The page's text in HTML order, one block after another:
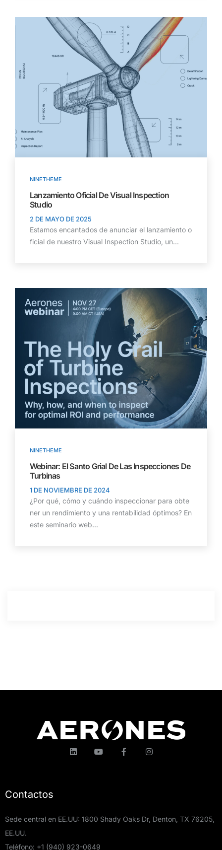
NINETHEME
Lanzamiento Oficial De Visual Inspection
Studio
2 DE MAYO DE 2025
Estamos encantados de anunciar el lanzamiento o
ficial de nuestro Visual Inspection Studio, un...
NINETHEME
Webinar: El Santo Grial De Las Inspecciones De
Turbinas
1 DE NOVIEMBRE DE 2024
¿Por qué, cómo y cuándo inspeccionar para obte
ner un rendimiento y una rentabilidad óptimos? En
este seminario web...
Contactos
Sede central en EE.UU: 1800 Shady Oaks Dr, Denton, TX 76205,
EE.UU.
Teléfono: +1 (940) 923-0649